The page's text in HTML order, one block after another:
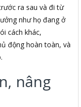
ra sau và đi từ
như họ đang ở
cách khác,
động hoàn toàn, và
nâng